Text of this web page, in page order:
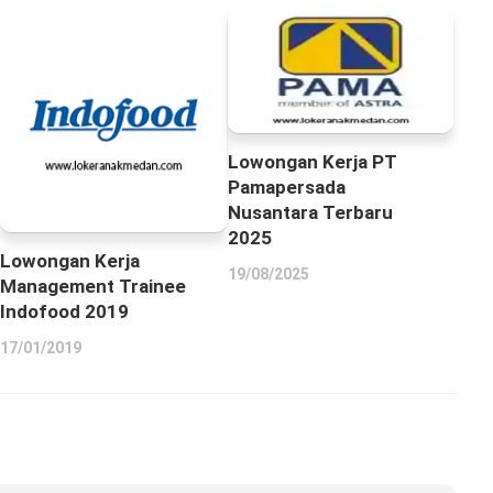
Lowongan Kerja
Management Trainee
Indofood 2019
17/01/2019
Lowongan Kerja PT
Pamapersada
Nusantara Terbaru
2025
19/08/2025